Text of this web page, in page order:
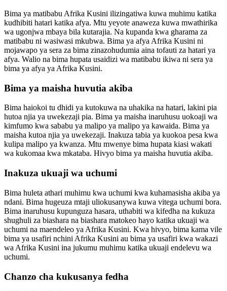
Bima ya matibabu Afrika Kusini ilizingatiwa kuwa muhimu katika
kudhibiti hatari katika afya. Mtu yeyote anaweza kuwa mwathirika
wa ugonjwa mbaya bila kutarajia. Na kupanda kwa gharama za
matibabu ni wasiwasi mkubwa. Bima ya afya Afrika Kusini ni
mojawapo ya sera za bima zinazohudumia aina tofauti za hatari ya
afya. Walio na bima hupata usaidizi wa matibabu ikiwa ni sera ya
bima ya afya ya Afrika Kusini.
Bima ya maisha huvutia akiba
Bima haiokoi tu dhidi ya kutokuwa na uhakika na hatari, lakini pia
hutoa njia ya uwekezaji pia. Bima ya maisha inaruhusu uokoaji wa
kimfumo kwa sababu ya malipo ya malipo ya kawaida. Bima ya
maisha kutoa njia ya uwekezaji. Inakuza tabia ya kuokoa pesa kwa
kulipa malipo ya kwanza. Mtu mwenye bima hupata kiasi wakati
wa kukomaa kwa mkataba. Hivyo bima ya maisha huvutia akiba.
Inakuza ukuaji wa uchumi
Bima huleta athari muhimu kwa uchumi kwa kuhamasisha akiba ya
ndani. Bima hugeuza mtaji uliokusanywa kuwa vitega uchumi bora.
Bima inaruhusu kupunguza hasara, uthabiti wa kifedha na kukuza
shughuli za biashara na biashara matokeo hayo katika ukuaji wa
uchumi na maendeleo ya Afrika Kusini. Kwa hivyo, bima kama vile
bima ya usafiri nchini Afrika Kusini au bima ya usafiri kwa wakazi
wa Afrika Kusini ina jukumu muhimu katika ukuaji endelevu wa
uchumi.
Chanzo cha kukusanya fedha